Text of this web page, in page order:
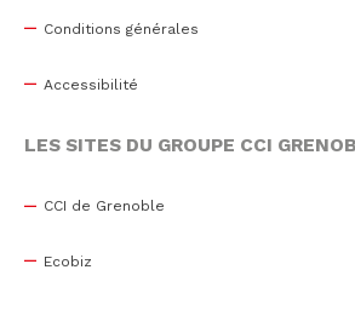
Conditions générales
Accessibilité
LES SITES DU GROUPE CCI
CCI de Grenoble
Ecobiz